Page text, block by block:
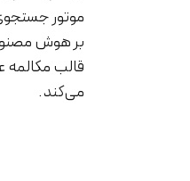
موتور جستجوی مبتنی
بر هوش مصنوعی در
قالب مکالمه عمل